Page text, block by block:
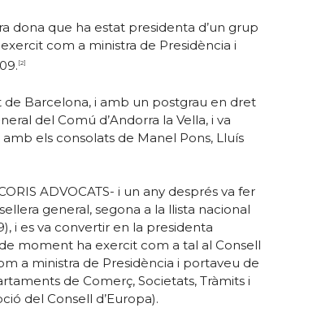
dona que ha estat presidenta d’un grup
com a ministra de Presidència i
[2]
Barcelona, i amb un postgrau en dret
del Comú d’Andorra la Vella, i va
els consolats de Manel Pons, Lluís
ADVOCATS- i un any després va fer
general, segona a la llista nacional
i es va convertir en la presidenta
moment ha exercit com a tal al Consell
a ministra de Presidència i portaveu de
de Comerç, Societats, Tràmits i
del Consell d’Europa).